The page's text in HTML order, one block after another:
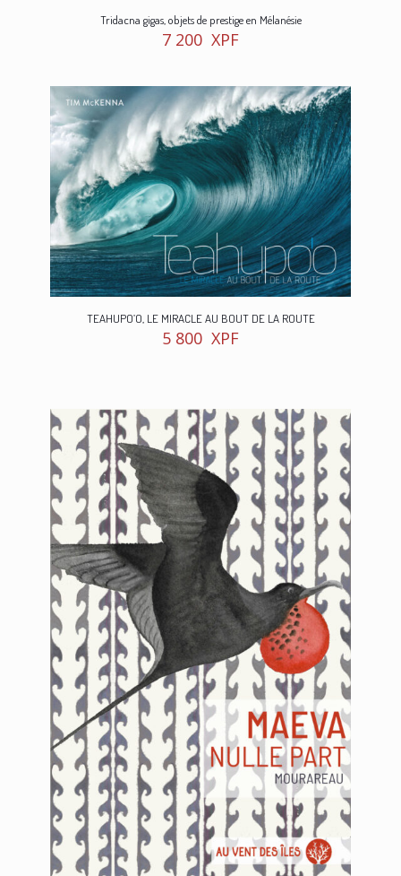
Tridacna gigas, objets de prestige en Mélanésie
7 200 XPF
TEAHUPO’O, LE MIRACLE AU BOUT DE LA ROUTE
5 800 XPF